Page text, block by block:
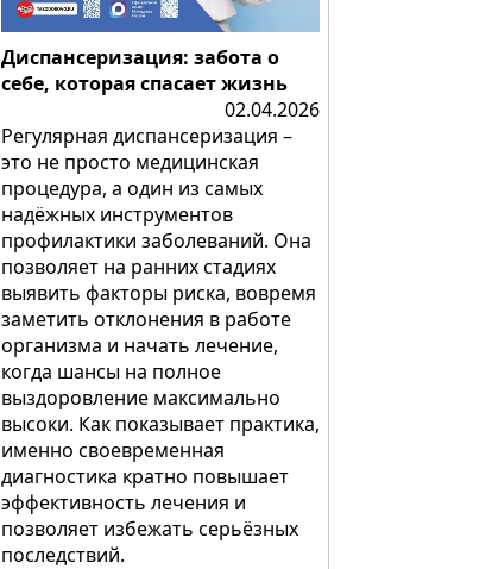
Диспансеризация: забота о
себе, которая спасает жизнь
02.04.2026
Регулярная диспансеризация –
это не просто медицинская
процедура, а один из самых
надёжных инструментов
профилактики заболеваний. Она
позволяет на ранних стадиях
выявить факторы риска, вовремя
заметить отклонения в работе
организма и начать лечение,
когда шансы на полное
выздоровление максимально
высоки. Как показывает практика,
именно своевременная
диагностика кратно повышает
эффективность лечения и
позволяет избежать серьёзных
последствий.